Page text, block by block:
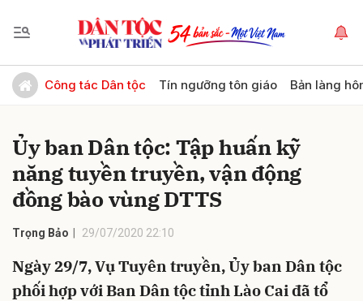
Công tác Dân tộc Tín ngưỡng tôn giáo Bản làng
Ủy ban Dân tộc: Tập huấn kỹ
năng tuyền truyền, vận động
đồng bào vùng DTTS
Trọng Bảo 29/07/2020 22:10
Ngày 29/7, Vụ Tuyên truyền, Ủy ban Dân tộc
phối hợp với Ban Dân tộc tỉnh Lào Cai đã tổ
Gửi bình luận